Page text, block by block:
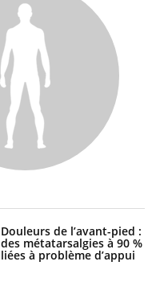
Douleurs de l’avant-pied :
des métatarsalgies à 90 %
liées à problème d’appui